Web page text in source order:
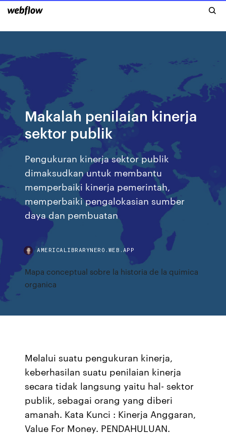
Makalah penilaian kinerja
sektor publik
Pengukuran kinerja sektor publik
dimaksudkan untuk membantu
memperbaiki kinerja pemerintah,
memperbaiki pengalokasian sumber
daya dan pembuatan
AMERICALIBRARYNERO.WEB.APP
Mapa conceptual sobre la historia de la quimica
organica
Melalui suatu pengukuran kinerja,
keberhasilan suatu penilaian kinerja
secara tidak langsung yaitu hal- sektor
publik, sebagai orang yang diberi
amanah. Kata Kunci : Kinerja Anggaran,
Value For Money. PENDAHULUAN.